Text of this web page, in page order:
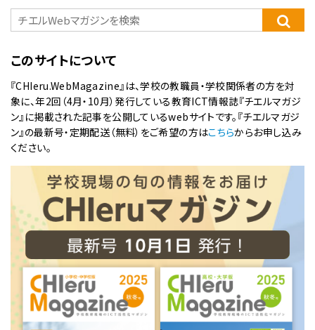
このサイトについて
『CHIeru.WebMagazine』は、学校の教職員・学校関係者の方を対
象に、年2回（4月・10月）発行している教育ICT情報誌『チエルマガジ
ン』に掲載された記事を公開しているwebサイトです。『チエルマガジ
ン』の最新号・定期配送（無料）をご希望の方はこちらからお申し込み
ください。